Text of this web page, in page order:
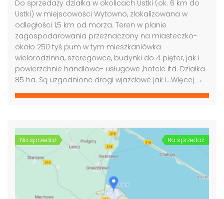
Do sprzedaży działka w okolicach Ustki (ok. 6 km do
Ustki) w miejscowości Wytowno, zlokalizowana w
odległości 1,5 km od morza. Teren w planie
zagospodarowania przeznaczony na miasteczko-
około 250 tyś pum w tym mieszkaniówka
wielorodzinna, szeregowce, budynki do 4 pięter, jak i
powierzchnie handlowo- usługowe ,hotele itd. Działka
85 ha. Są uzgodnione drogi wjazdowe jak i…Więcej →
Na sprzedaż Na sprzedaż